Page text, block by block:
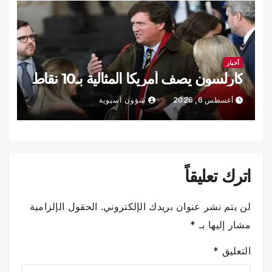
أخبار
كارلسون يصف أمريكا المثالية بـ10 نقاط
أغسطس 6, 2026 شؤون آسيوية
اترك تعليقاً
لن يتم نشر عنوان بريدك الإلكتروني. الحقول الإلزامية
مشار إليها بـ *
التعليق *